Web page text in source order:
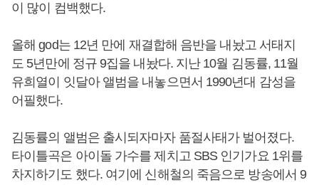
이 많이 컴백했다.
올해 god는 12년 만에 재결합해 음반을 내놨고 서태지
도 5년만에 정규 9집을 내놨다. 지난 10월 김동률, 11월
유희열이 잇달아 앨범을 내놓으면서 1990년대 감성을
어필했다.
김동률의 앨범은 출시되자마자 품절사태가 벌어졌다.
타이틀곡은 아이돌 가수를 제치고 SBS 인기가요 1위를
차지하기도 했다. 여기에 신해철의 죽음으로 방송에서 9